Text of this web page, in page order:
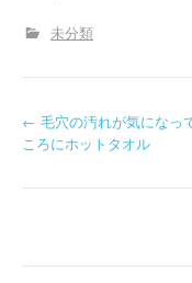
未分類
P
← 毛穴の汚れが気になっ
ころにホットタオル